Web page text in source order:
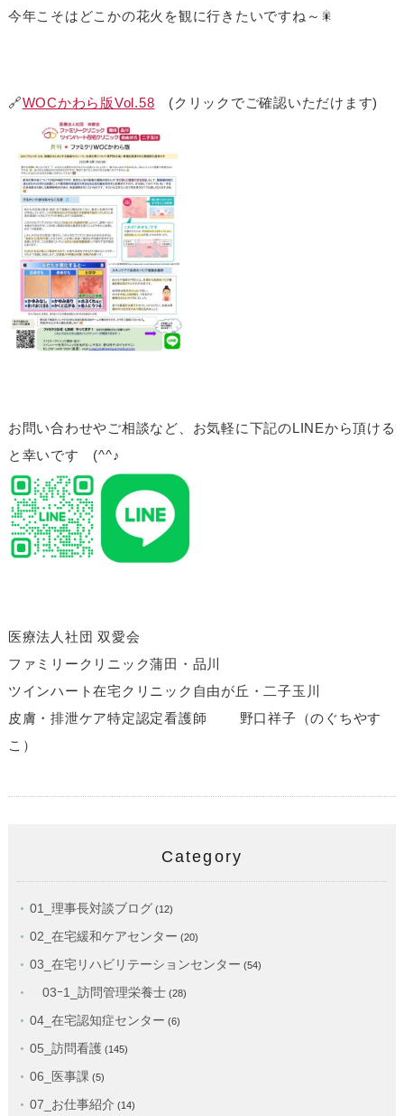
今年こそはどこかの花火を観に行きたいですね～🎇
🔗WOCかわら版Vol.58 (クリックでご確認いただけます)
お問い合わせやご相談など、お気軽に下記のLINEから頂ける
と幸いです (^^♪
医療法人社団 双愛会
ファミリークリニック蒲田・品川
ツインハート在宅クリニック自由が丘・二子玉川
皮膚・排泄ケア特定認定看護師 野口祥子（のぐちやす
こ）
Category
01_理事長対談ブログ (12)
02_在宅緩和ケアセンター (20)
03_在宅リハビリテーションセンター (54)
03ｰ1_訪問管理栄養士(28)
04_在宅認知症センター (6)
05_訪問看護 (145)
06_医事課 (5)
07_お仕事紹介 (14)